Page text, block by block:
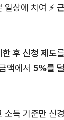
일상에 치여 ⚡
후 신청 제도
액에서 5%를
소득 기준만 신